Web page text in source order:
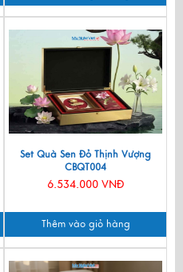
Set Quà Sen Đỏ Thịnh Vượng
CBQT004
6.534.000 VNĐ
Thêm vào giỏ hàng